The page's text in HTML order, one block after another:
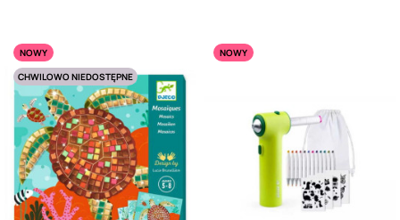
NOWY
CHWILOWO NIEDOSTĘPNE
NOWY